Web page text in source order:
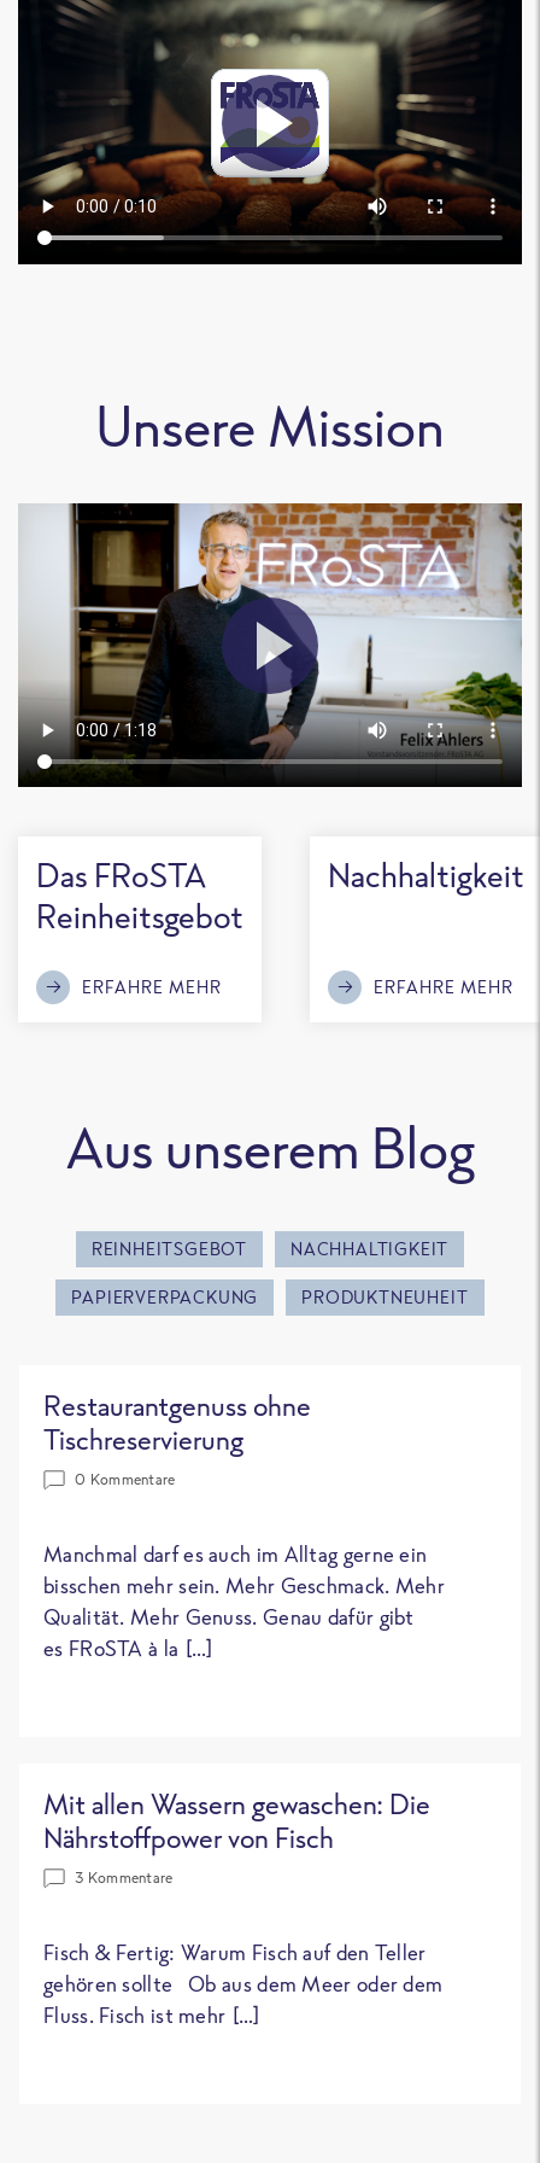
Unsere Mission
Das FRoSTA
Reinheitsgebot
ERFAHRE MEHR
Nachhaltigkeit
ERFAHRE MEHR
Aus unserem Blog
REINHEITSGEBOT NACHHALTIGKEIT
PAPIERVERPACKUNG PRODUKTNEUHEIT
Restaurantgenuss ohne
Tischreservierung
0 Kommentare
Manchmal darf es auch im Alltag gerne ein
bisschen mehr sein. Mehr Geschmack. Mehr
Qualität. Mehr Genuss. Genau dafür gibt
es FRoSTA à la […]
Mit allen Wassern gewaschen: Die
Nährstoffpower von Fisch
3 Kommentare
Fisch & Fertig: Warum Fisch auf den Teller
gehören sollte Ob aus dem Meer oder dem
Fluss. Fisch ist mehr […]